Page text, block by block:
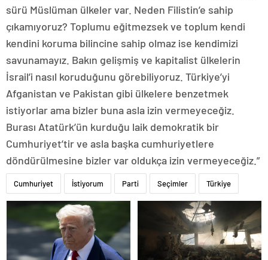
sürü Müslüman ülkeler var. Neden Filistin’e sahip
çıkamıyoruz? Toplumu eğitmezsek ve toplum kendi
kendini koruma bilincine sahip olmaz ise kendimizi
savunamayız. Bakın gelişmiş ve kapitalist ülkelerin
İsrail’i nasıl koruduğunu görebiliyoruz. Türkiye’yi
Afganistan ve Pakistan gibi ülkelere benzetmek
istiyorlar ama bizler buna asla izin vermeyeceğiz.
Burası Atatürk’ün kurduğu laik demokratik bir
Cumhuriyet’tir ve asla başka cumhuriyetlere
döndürülmesine bizler var oldukça izin vermeyeceğiz.”
Cumhuriyet İstiyorum Parti Seçimler Türkiye